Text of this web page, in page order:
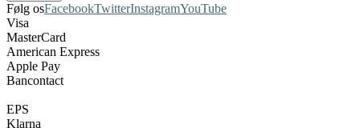
Følg osFacebookTwitterInstagramYouTube
Visa
MasterCard
American Express
Apple Pay
Bancontact
EPS
Klarna